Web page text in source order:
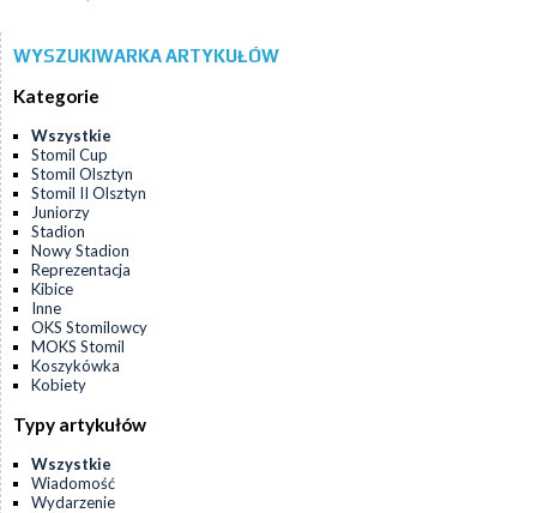
WYSZUKIWARKA ARTYKUŁÓW
Kategorie
Wszystkie
Stomil Cup
Stomil Olsztyn
Stomil II Olsztyn
Juniorzy
Stadion
Nowy Stadion
Reprezentacja
Kibice
Inne
OKS Stomilowcy
MOKS Stomil
Koszykówka
Kobiety
Typy artykułów
Wszystkie
Wiadomość
Wydarzenie